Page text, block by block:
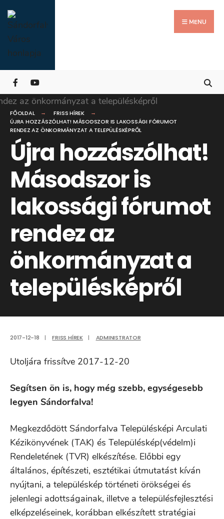
Skip
to
content
MENU
FŐOLDAL
FRISS HÍREK
ÚJRA HOZZÁSZÓLHAT! MÁSODSZOR IS LAKOSSÁGI FÓRUMOT
RENDEZ AZ ÖNKORMÁNYZAT A TELEPÜLÉSKÉPRŐL
Újra hozzászólhat!
Másodszor is
lakossági fórumot
rendez az
önkormányzat a
településképről
2017-12-18 | FRISS HÍREK | ADMINISTRATOR
Utoljára frissítve 2017-12-20
Segítsen ön is, hogy még szebb, egységesebb
legyen Sándorfalva!
Megkezdődött Sándorfalva Településképi Arculati
Kézikönyvének (TAK) és Településkép(védelm)i
Rendeletének (TVR) elkészítése. Előbbi egy
általános, építészeti, esztétikai útmutatást kíván
nyújtani, a településkép történeti örökségei és
jelenlegi adottságainak, illetve a településfejlesztési
elképzeléseinek, korábban elkészített stratégiai
for:
Close